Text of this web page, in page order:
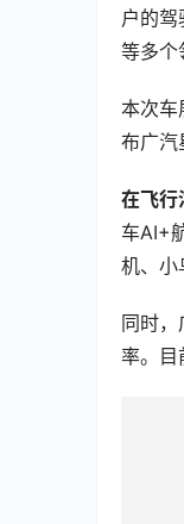
户的
等多个
本次车
布广汽
在飞行
车AI+
机、小
同时
率。目